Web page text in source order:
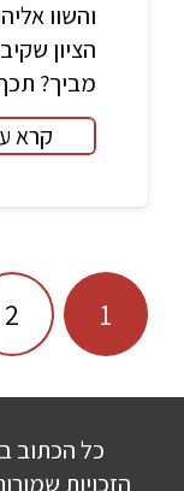
והשוו
הציון
מביך?
קרא
ניווט
1
2
כל הכתוב
הזכויות